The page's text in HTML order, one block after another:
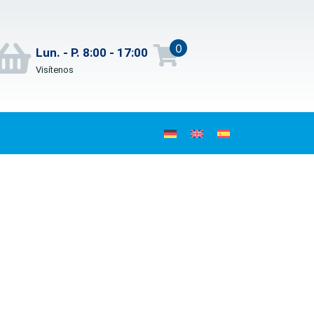
Lun. - P. 8:00 - 17:00
Visítenos
0